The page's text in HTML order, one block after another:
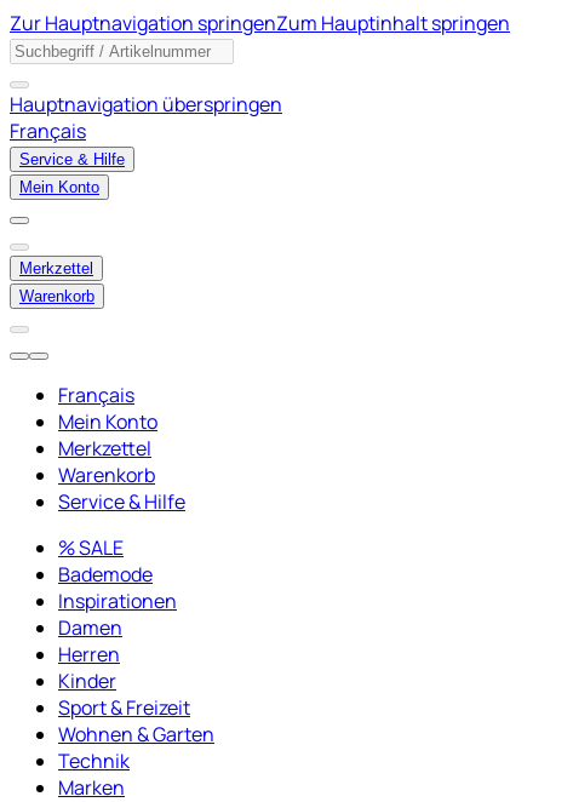
Zur Hauptnavigation springenZum Hauptinhalt springen
Hauptnavigation überspringen
Français
Service & Hilfe
Mein Konto
Merkzettel
Warenkorb
Français
Mein Konto
Merkzettel
Warenkorb
Service & Hilfe
% SALE
Bademode
Inspirationen
Damen
Herren
Kinder
Sport & Freizeit
Wohnen & Garten
Technik
Marken